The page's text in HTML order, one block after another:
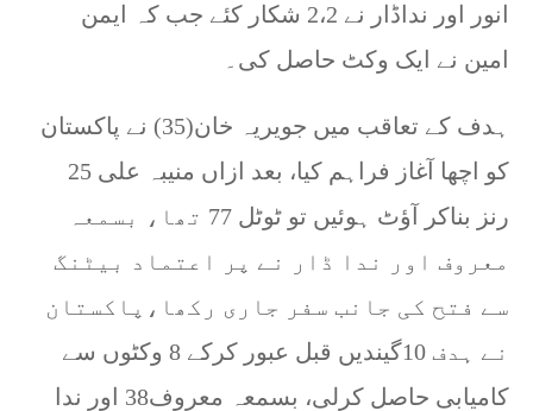
انور اور نداڈار نے 2،2 شکار کئے جب کہ ایمن
امین نے ایک وکٹ حاصل کی۔
ہدف کے تعاقب میں جویریہ خان(35) نے پاکستان
کو اچھا آغاز فراہم کیا، بعد ازاں منیبہ علی 25
رنز بناکر آﺅٹ ہوئیں تو ٹوٹل 77 تھا، بسمعہ
معروف اور ندا ڈار نے پر اعتماد بیٹنگ
سے فتح کی جانب سفر جاری رکھا،پاکستان
نے ہدف 10گیندیں قبل عبور کرکے 8 وکٹوں سے
کامیابی حاصل کرلی، بسمعہ معروف38 اور ندا